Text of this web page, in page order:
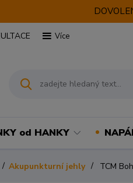
Více
od HANKY
Akupunkturní jehly TCM